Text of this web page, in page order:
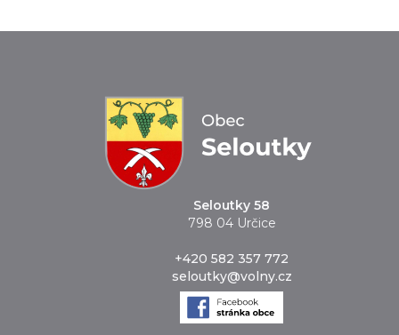
Seloutky 58
798 04 Určice
+420 582 357 772
seloutky@volny.cz